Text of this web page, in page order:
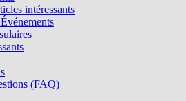
intéressants
(FAQ)